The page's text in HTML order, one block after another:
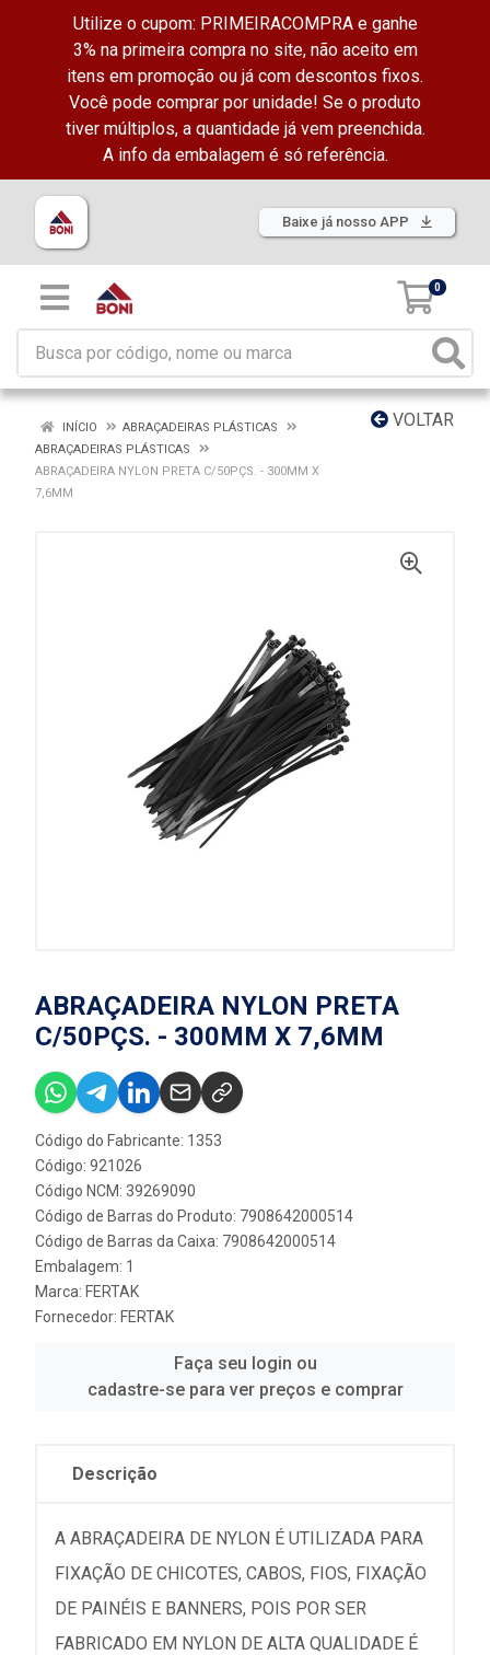
Utilize o cupom: PRIMEIRACOMPRA e ganhe
3% na primeira compra no site, não aceito em
itens em promoção ou já com descontos fixos.
Você pode comprar por unidade! Se o produto
tiver múltiplos, a quantidade já vem preenchida.
A info da embalagem é só referência.
Baixe já nosso APP
0
VOLTAR
INÍCIO
ABRAÇADEIRAS PLÁSTICAS
ABRAÇADEIRAS PLÁSTICAS
ABRAÇADEIRA NYLON PRETA C/50PÇS. - 300MM X
7,6MM
ABRAÇADEIRA NYLON PRETA
C/50PÇS. - 300MM X 7,6MM
Código do Fabricante: 1353
Código: 921026
Código NCM: 39269090
Código de Barras do Produto: 7908642000514
Código de Barras da Caixa: 7908642000514
Embalagem: 1
Marca: FERTAK
Fornecedor: FERTAK
Faça seu login ou
cadastre-se para ver preços e comprar
Descrição
A ABRAÇADEIRA DE NYLON É UTILIZADA PARA
FIXAÇÃO DE CHICOTES, CABOS, FIOS, FIXAÇÃO
DE PAINÉIS E BANNERS, POIS POR SER
FABRICADO EM NYLON DE ALTA QUALIDADE É